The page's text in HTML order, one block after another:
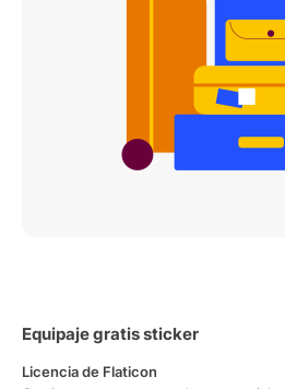
Equipaje gratis sticker
Licencia de Flaticon